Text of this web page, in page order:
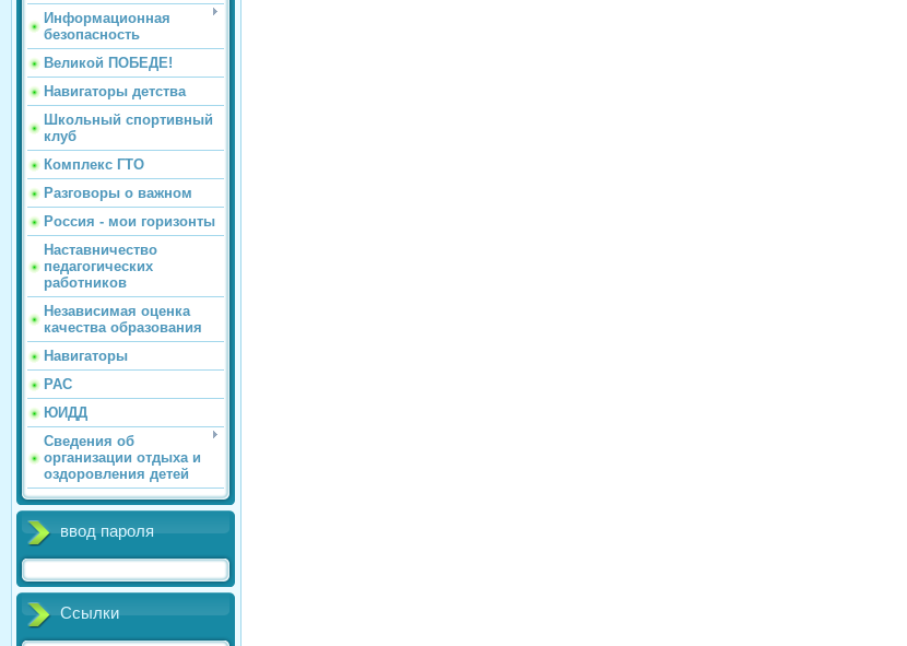
Информационная
безопасность
Великой ПОБЕДЕ!
Навигаторы детства
Школьный спортивный
клуб
Комплекс ГТО
Разговоры о важном
Россия - мои горизонты
Наставничество
педагогических
работников
Независимая оценка
качества образования
Навигаторы
РАС
ЮИДД
Сведения об
организации отдыха и
оздоровления детей
ввод пароля
Ссылки